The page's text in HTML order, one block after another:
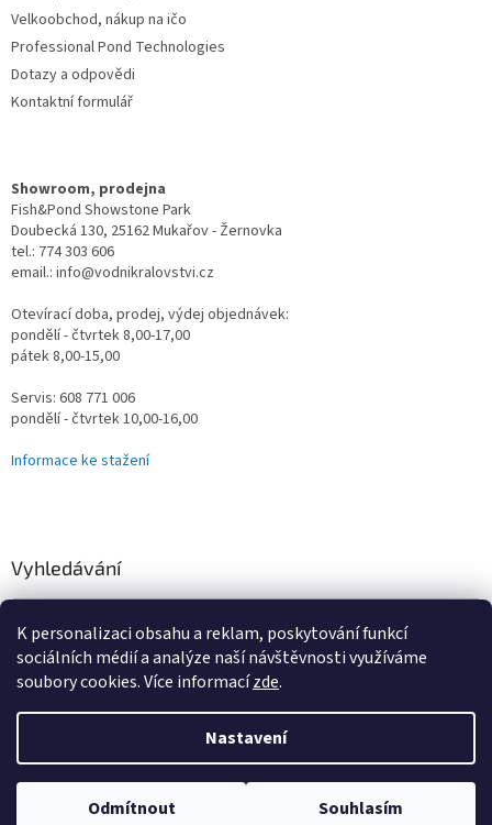
K personalizaci obsahu a reklam, poskytování funkcí
sociálních médií a analýze naší návštěvnosti využíváme
soubory cookies. Více informacízde.
Nastavení
Odmítnout Souhlasím
Omlouváme se za určité komplikace s naším e-shopem, vzniklé
převodem na nový systém, vše řešíme a vyřešíme! Děkujeme za
trpělivost. Prodejna-Showroom, jsme tu stále pro vás Pondělí-Čtvrtek
Velkoobchod, nákup na ičo
Professional Pond Technologies
Dotazy a odpovědi
Kontaktní formulář
Showroom, prodejna
Fish&Pond Showstone Park
Doubecká 130, 25162 Mukařov - Žernovka
tel.: 774 303 606
email.: info@vodnikralovstvi.cz
Otevírací doba, prodej, výdej objednávek:
pondělí - čtvrtek 8,00-17,00
pátek 8,00-15,00
Servis: 608 771 006
pondělí - čtvrtek 10,00-16,00
Informace ke stažení
Vyhledávání
HLEDAT
Copyright 2026Vodní Království. Všechna práva vyhrazena.
Upravit nastavení cookies